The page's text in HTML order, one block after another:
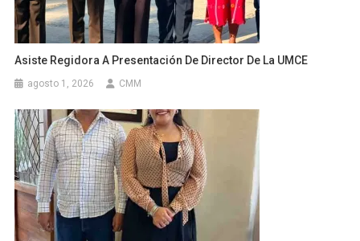
Asiste Regidora A Presentación De Director De La UMCE
agosto 1, 2026 CMM